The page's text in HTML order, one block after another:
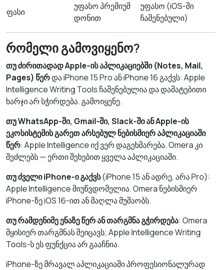
ფასი
უფასო პრემიუმ
დონით
უფასო (iOS-ში
ჩაშენებული)
რომელი გამოვიყენო?
თუ ძირითადად Apple-ის აპლიკაციებში (Notes, Mail,
Pages) წერდა iPhone 15 Pro ან iPhone 16 გაქვს: Apple
Intelligence Writing Tools ჩაშენებულია და დამატებითი
ხარჯი არ სჭირდება. გამოიყენე.
თუ WhatsApp-ში, Gmail-ში, Slack-ში ან Apple-ის
ეკოსისტემის გარეთ არსებულ ნებისმიერ აპლიკაციაში
წერ: Apple Intelligence იქ ვერ დაგეხმარება. Omera კი
შეძლებს — ერთი შეხებით ყველა აპლიკაციაში.
თუ ძველი iPhone-ი გაქვს(iPhone 15 ან ადრე, არა Pro):
Apple Intelligence მიუწვდომელია. Omera ნებისმიერ
iPhone-ზე iOS 16-ით ან მაღლა მუშაობს.
თუ რამდენიმე ენაზე წერ ან თარგმნა გჭირდება: Omera
მყისიერ თარგმნას შეიცავს; Apple Intelligence Writing
Tools-ს ეს ფუნქცია არ გააჩნია.
iPhone-ზე მრავალ აპლიკაციაში პროფესიონალურად